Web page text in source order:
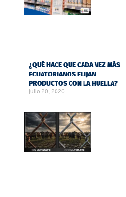
¿QUÉ HACE QUE CADA VEZ MÁS
ECUATORIANOS ELIJAN
PRODUCTOS CON LA HUELLA?
julio 20, 2026